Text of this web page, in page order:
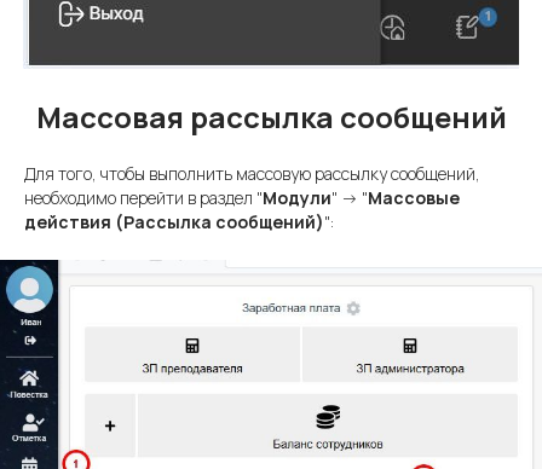
Массовая рассылка сообщений
Для того, чтобы выполнить массовую рассылку сообщений,
необходимо перейти в раздел "Модули" -> "Массовые
действия (Рассылка сообщений)":